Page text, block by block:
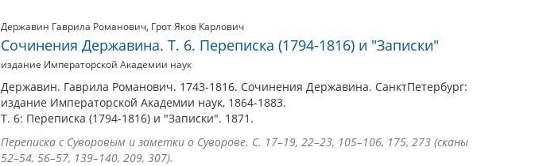
Державин Гаврила Романович, Грот Яков Карлович
Сочинения Державина. Т. 6. Переписка (1794-1816) и "Записки"
издание Императорской Академии наук
Державин. Гаврила Романович. 1743-1816. Сочинения Державина. СанктПетербург:
издание Императорской Академии наук, 1864-1883.
Т. 6: Переписка (1794-1816) и "Записки". 1871.
Переписка с Суворовым и заметки о Суворове. С. 17–19, 22–23, 105–106, 175, 273 (сканы
52–54, 56–57, 139–140, 209, 307).